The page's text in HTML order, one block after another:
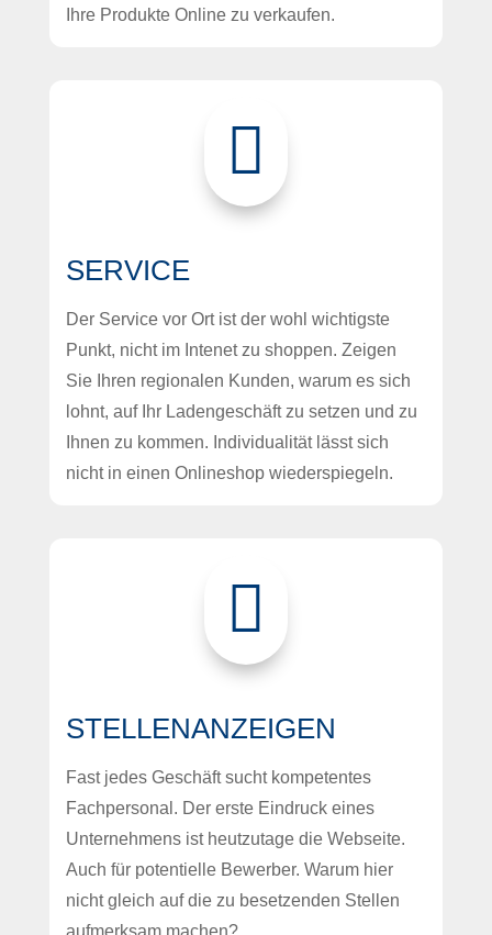
Ihre Produkte Online zu verkaufen.

SERVICE
Der Service vor Ort ist der wohl wichtigste
Punkt, nicht im Intenet zu shoppen. Zeigen
Sie Ihren regionalen Kunden, warum es sich
lohnt, auf Ihr Ladengeschäft zu setzen und zu
Ihnen zu kommen. Individualität lässt sich
nicht in einen Onlineshop wiederspiegeln.

STELLENANZEIGEN
Fast jedes Geschäft sucht kompetentes
Fachpersonal. Der erste Eindruck eines
Unternehmens ist heutzutage die Webseite.
Auch für potentielle Bewerber. Warum hier
nicht gleich auf die zu besetzenden Stellen